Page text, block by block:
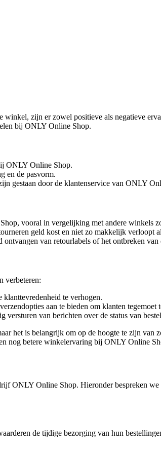
zijn er zowel positieve als negatieve
bij ONLY Online Shop.
ONLY Online Shop.
en de pasvorm.
gestaan door de klantenservice van ONLY
vooral in vergelijking met andere winkels
geld kost en niet zo makkelijk verloopt
van retourlabels of het ontbreken
verbeteren:
klanttevredenheid te verhogen.
aan te bieden om klanten tegemoet
van berichten over de status van
het is belangrijk om op de hoogte te zijn van
nog betere winkelervaring bij ONLY Online
ONLY Online Shop. Hieronder bespreken
de tijdige bezorging van hun